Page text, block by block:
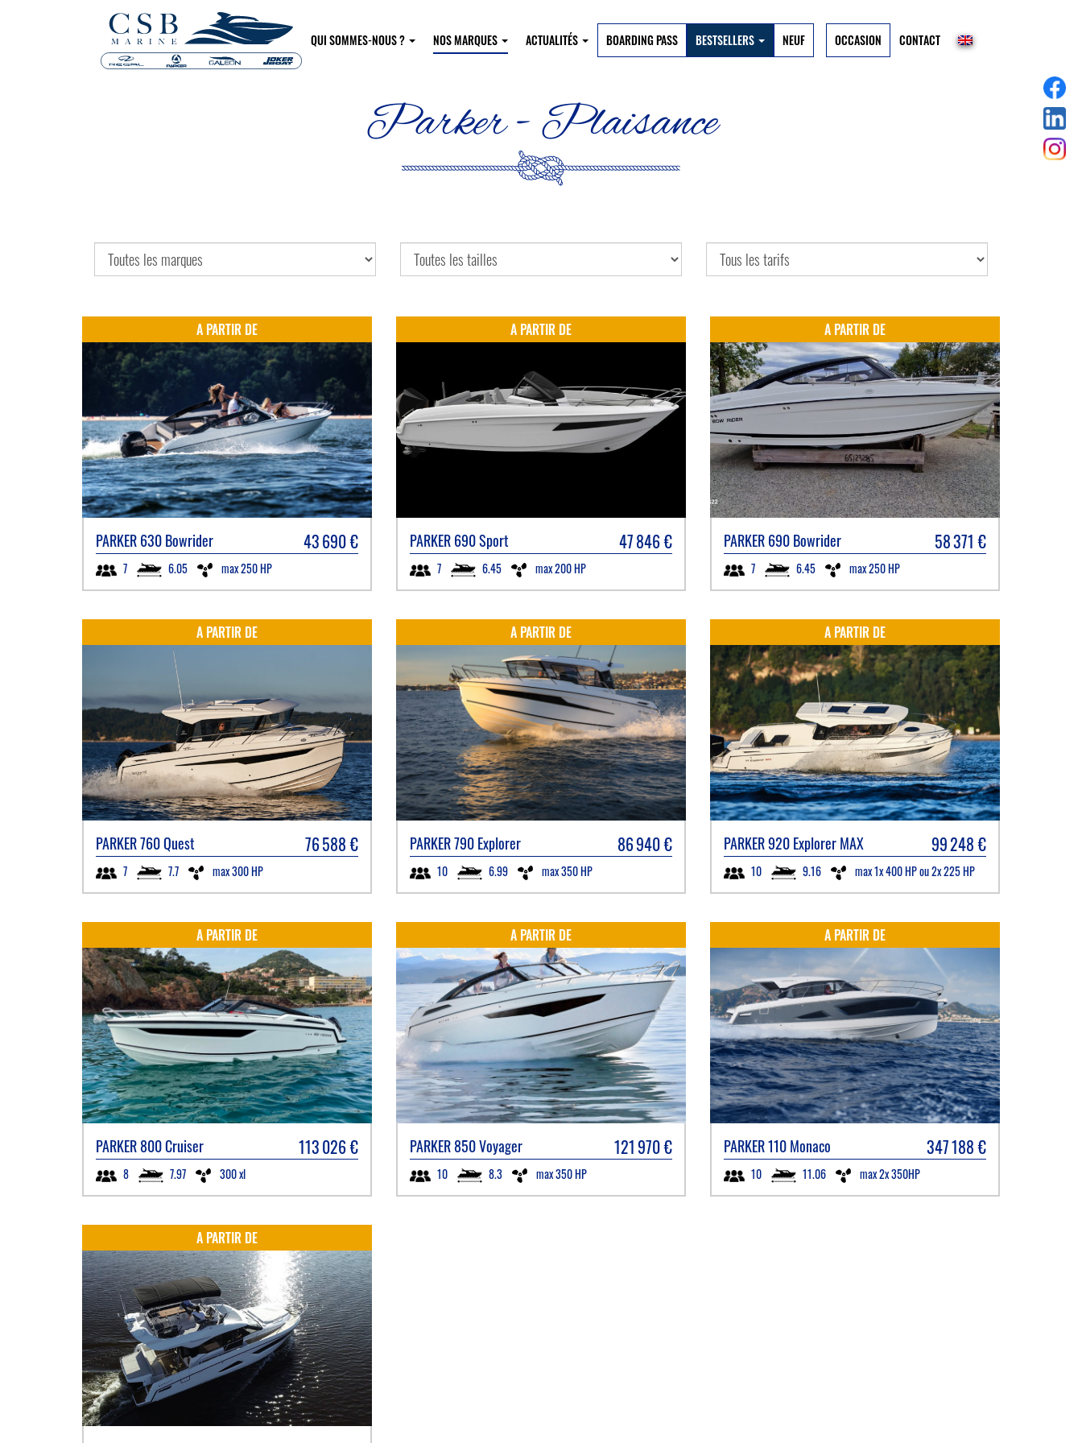
QUI SOMMES-NOUS ? NOS MARQUES ACTUALITÉS BOARDING PASS BESTSELLERS NEUF OCCASION CONTACT
Parker - Plaisance
A PARTIR DE
PARKER630 Bowrider 43 690€
7 6.05 max 250 HP
A PARTIR DE
PARKER690 Sport 47 846€
7 6.45 max 200 HP
A PARTIR DE
PARKER690 Bowrider 58 371 €
7 6.45 max 250 HP
A PARTIR DE
PARKER760 Quest 76 588€
7 7.7 max 300 HP
A PARTIR DE
PARKER790 Explorer 86 940€
10 6.99 max 350 HP
A PARTIR DE
PARKER920 Explorer MAX 99 248€
10 9.16 max 1x 400 HP ou 2x 225 HP
A PARTIR DE
PARKER800 Cruiser 113 026€
8 7.97 300 xl
A PARTIR DE
PARKER850 Voyager 121 970€
10 8.3 max 350 HP
A PARTIR DE
PARKER110 Monaco 347 188€
10 11.06 max 2x 350HP
A PARTIR DE